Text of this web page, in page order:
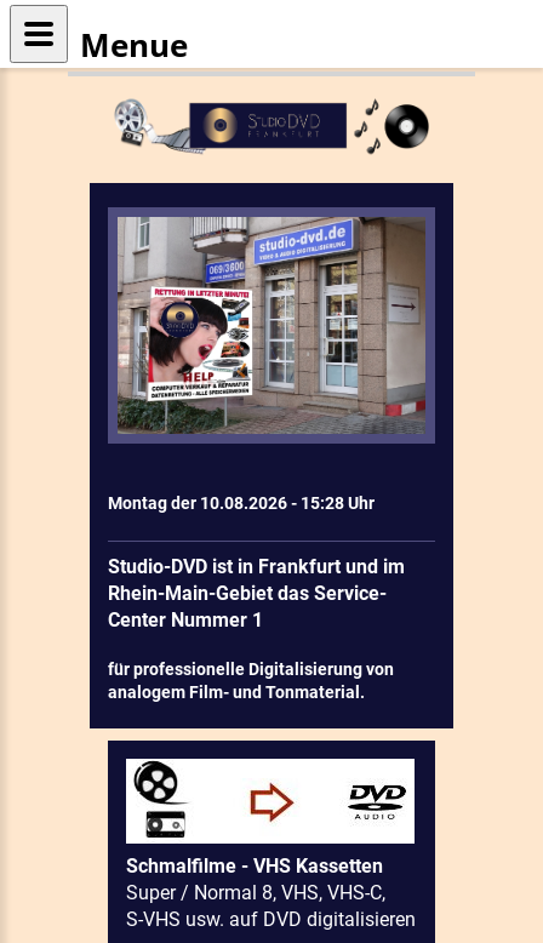
Montag der 10.08.2026 - 15:28 Uhr
Studio-DVD ist in Frankfurt und im
Rhein-Main-Gebiet das Service-
Center Nummer 1
für professionelle Digitalisierung von
analogem Film- und Tonmaterial.
Schmalfilme - VHS Kassetten
Super / Normal 8, VHS, VHS-C,
S-VHS usw. auf DVD digitalisieren
Menue